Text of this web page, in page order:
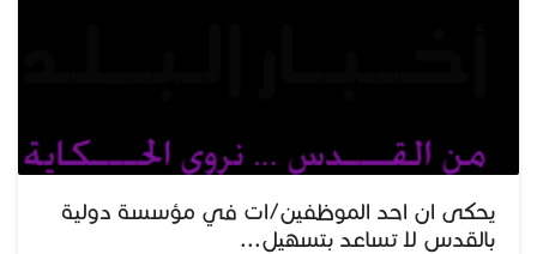
يحكى ان احد الموظفين/ات في مؤسسة دولية
بالقدس لا تساعد بتسهيل...